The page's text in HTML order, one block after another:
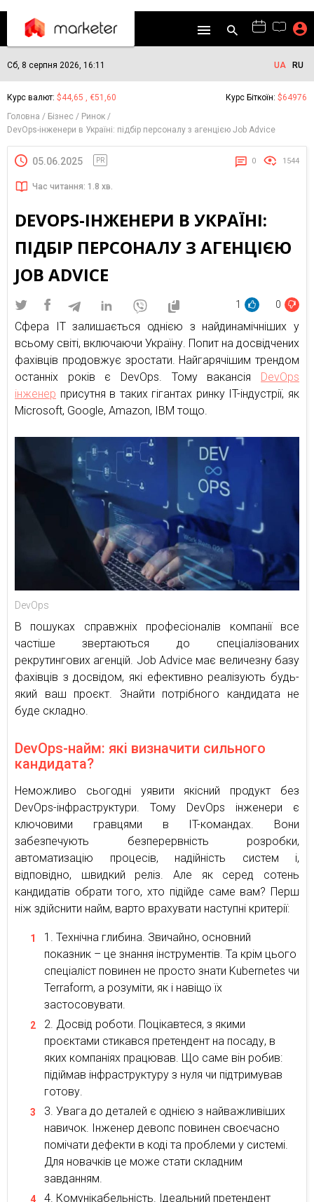
Сб, 8 серпня 2026, 16:11 UA RU
Курс валют: $44,65 , €51,60 Курс Біткоїн: $64976
Головна
Бізнес
Ринок
DevOps-інженери в Україні: підбір персоналу з агенцією Job Advice
05.06.2025 PR 0 1544
Час читання: 1.8 хв.
DEVOPS-ІНЖЕНЕРИ В УКРАЇНІ:
ПІДБІР ПЕРСОНАЛУ З АГЕНЦІЄЮ
JOB ADVICE
1 0
Сфера IT залишається однією з найдинамічніших у
всьому світі, включаючи Україну. Попит на досвідчених
фахівців продовжує зростати. Найгарячішим трендом
останніх років є DevOps. Тому вакансія DevOps
інженер присутня в таких гігантах ринку IT-індустрії, як
Microsoft, Google, Amazon, IBM тощо.
DevOps
В пошуках справжніх професіоналів компанії все
частіше звертаються до спеціалізованих
рекрутингових агенцій. Job Advice має величезну базу
фахівців з досвідом, які ефективно реалізують будь-
який ваш проєкт. Знайти потрібного кандидата не
буде складно.
DevOps-найм: які визначити сильного
кандидата?
Неможливо сьогодні уявити якісний продукт без
DevOps-інфраструктури. Тому DevOps інженери є
ключовими гравцями в IT-командах. Вони
забезпечують безперервність розробки,
автоматизацію процесів, надійність систем і,
відповідно, швидкий реліз. Але як серед сотень
кандидатів обрати того, хто підійде саме вам? Перш
ніж здійснити найм, варто врахувати наступні критерії:
Технічна глибина. Звичайно, основний
показник – це знання інструментів. Та крім цього
спеціаліст повинен не просто знати Kubernetes чи
Terraform, а розуміти, як і навіщо їх
застосовувати.
Досвід роботи. Поцікавтеся, з якими
проєктами стикався претендент на посаду, в
яких компаніях працював. Що саме він робив:
підіймав інфраструктуру з нуля чи підтримував
готову.
Увага до деталей є однією з найважливіших
навичок. Інженер девопс повинен своєчасно
помічати дефекти в коді та проблеми у системі.
Для новачків це може стати складним
завданням.
Комунікабельність. Ідеальний претендент